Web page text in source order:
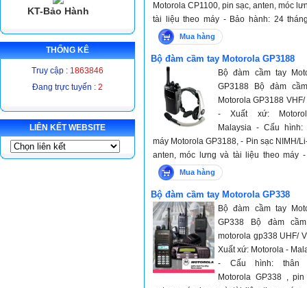
KT-Bảo Hành
THỐNG KÊ
Truy cập : 1863846
Đang trực tuyến : 2
LIÊN KẾT WEBSITE
Motorola CP1100, pin sạc, anten, móc
tài liệu theo máy - Bảo hành: 24
máy và 12 tháng với pin sạc và phụ kiện
Mua hàng
Bộ đàm cầm tay Motorola GP3188
Bộ đàm cầm tay
GP3188 Bộ đàm
Motorola GP3188 VHF/
- Xuất xứ:
Malaysia - Cấu hình:
máy Motorola GP3188, - Pin sạc NIMH/
anten, móc lưng và tài liệu theo máy -
hành: 24 tháng với máy và 12 tháng
sạc và phụ kiện
Mua hàng
Bộ đàm cầm tay Motorola GP338
Bộ đàm cầm tay
GP338 Bộ đàm
motorola gp338 UHF/
Xuất xứ: Motorola -
- Cấu hình: thân
Motorola GP338 , pin